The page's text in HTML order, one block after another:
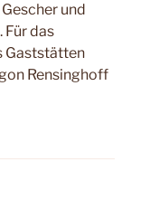
und
Für das
Gaststätten
Rensinghoff